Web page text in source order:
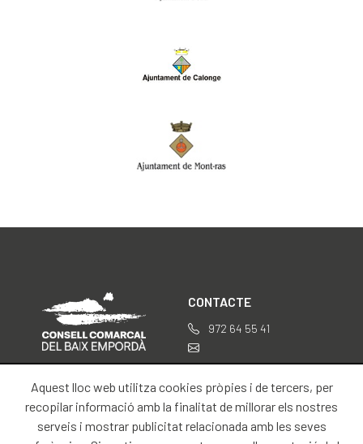
CONTACTE
972 64 55 41
professionals@baixemporda.cat
SOBRE NOSALTRES
Inici
INFORMACIÓ LEGAL
Avís legal
Aquest lloc web utilitza cookies pròpies i de tercers, per
recopilar informació amb la finalitat de millorar els nostres
serveis i mostrar publicitat relacionada amb les seves